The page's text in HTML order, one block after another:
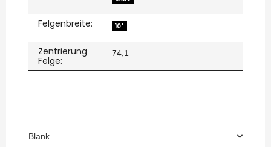
Felgenbreite: 10"
Zentrierung
Felge:
74,1
Blank